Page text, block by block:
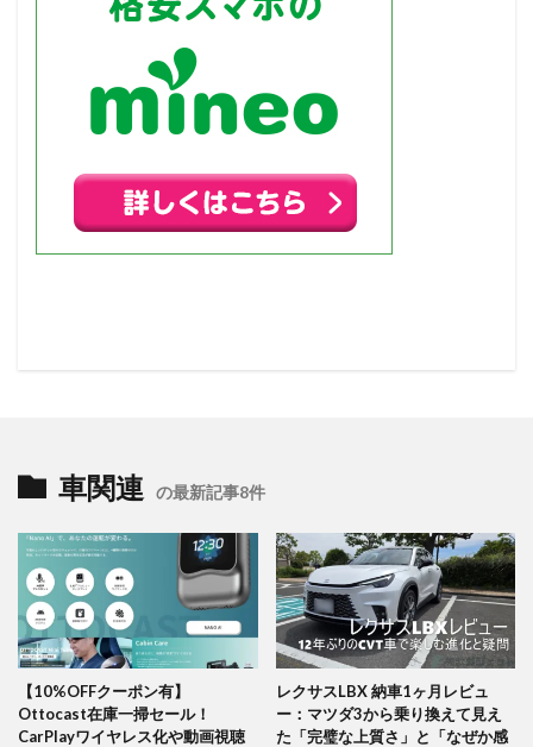
車関連 の最新記事8件
【10%OFFクーポン有】
Ottocast在庫一掃セール！
CarPlayワイヤレス化や動画視聴
レクサスLBX 納車1ヶ月レビュ
ー：マツダ3から乗り換えて見え
た「完璧な上質さ」と「なぜか感